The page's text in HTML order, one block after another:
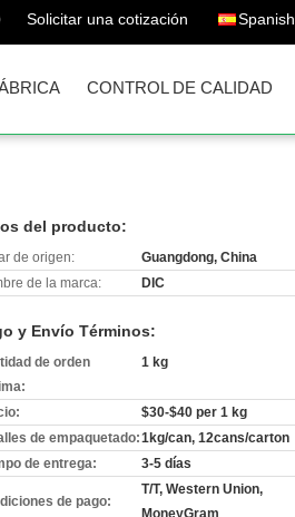
Solicitar una cotización Spanish
CONTROL DE CALIDAD
del producto:
de origen:
Guangdong, China
de la marca:
DIC
y Envío Términos:
de orden
1 kg
$30-$40 per 1 kg
de empaquetado:1kg/can, 12cans/carton
de entrega:
3-5 días
de pago:
T/T, Western Union,
MoneyGram